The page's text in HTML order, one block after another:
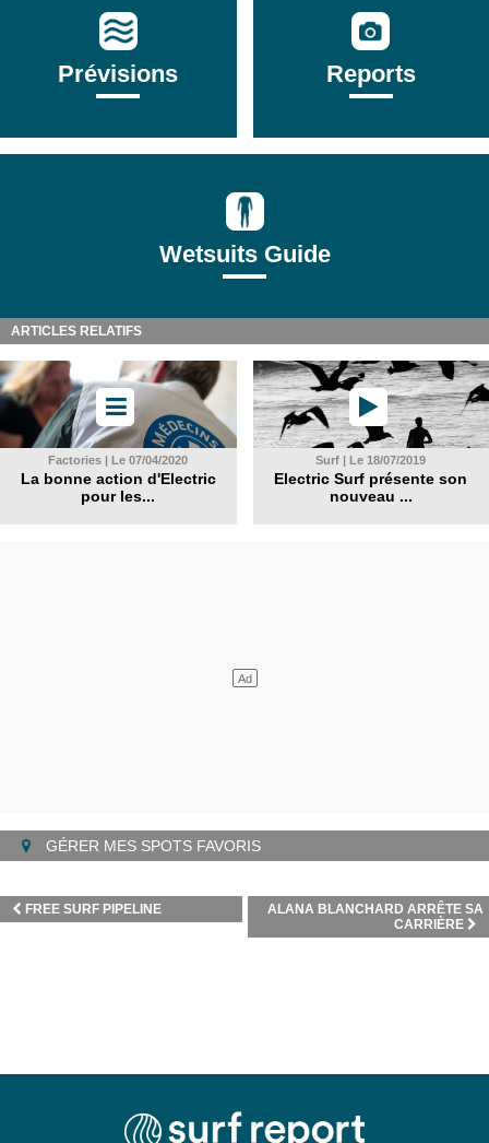
Prévisions Reports
Wetsuits Guide
ARTICLES RELATIFS
Factories | Le 07/04/2020
La bonne action d'Electric
pour les...
Surf | Le 18/07/2019
Electric Surf présente son
nouveau ...
GÉRER MES SPOTS FAVORIS
ALANA BLANCHARD ARRÊTE SA
CARRIÈRE
FREE SURF PIPELINE